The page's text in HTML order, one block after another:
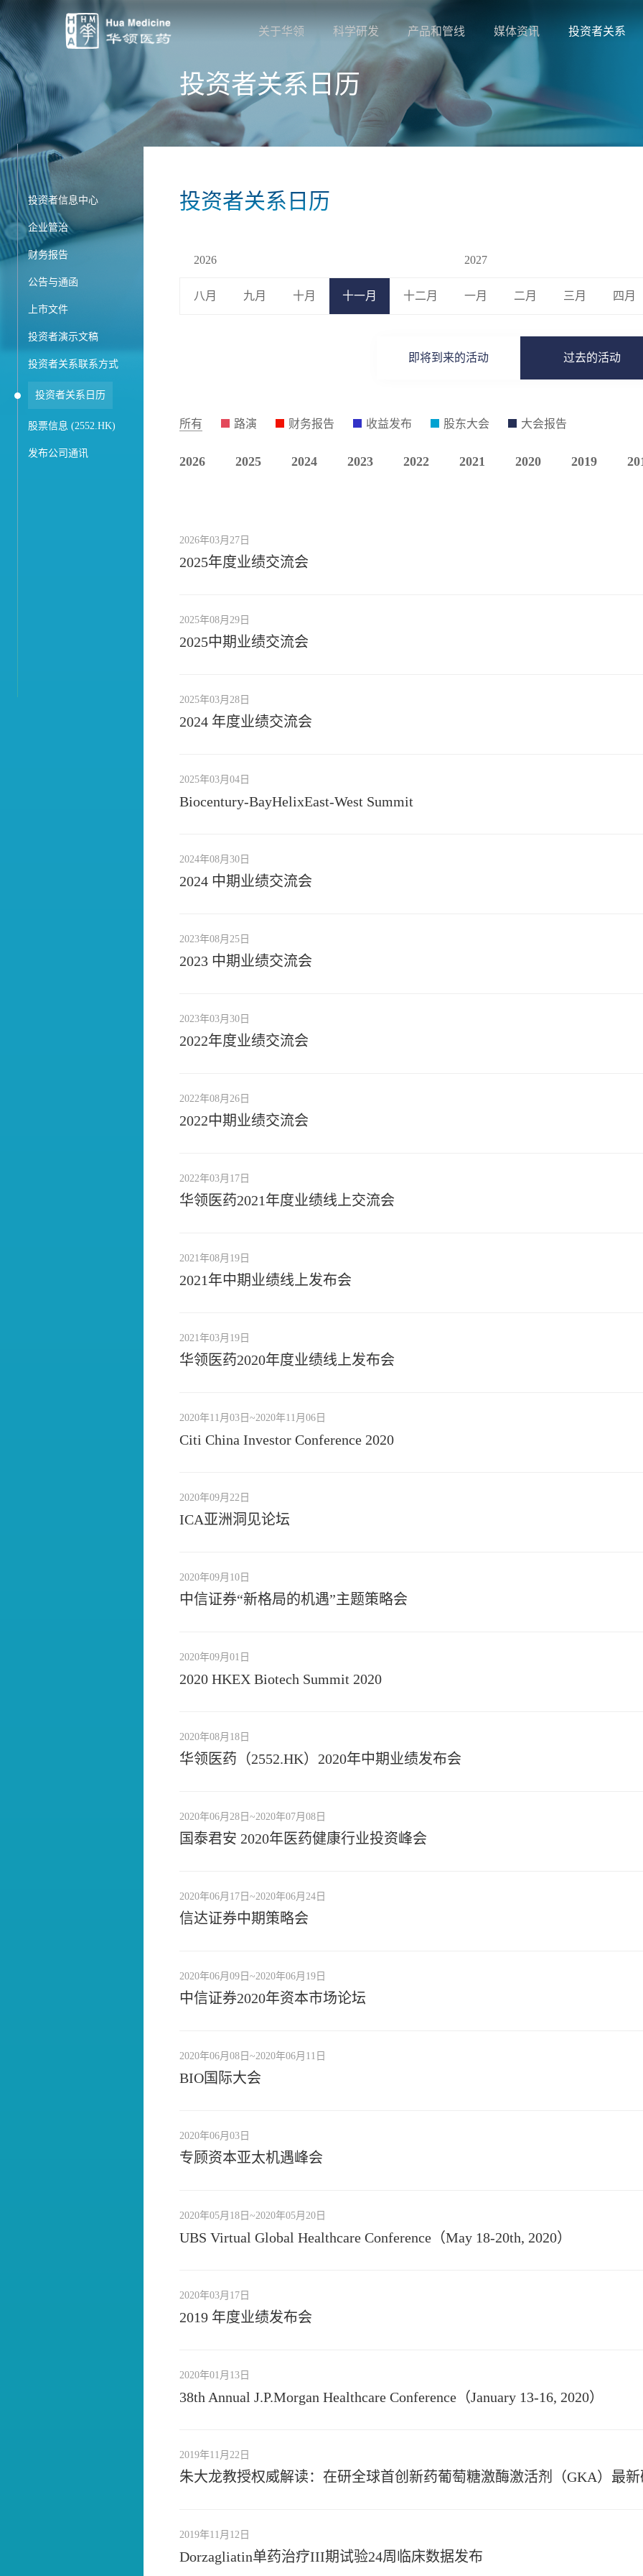
关于华领 科学研发 产品和管线 媒体资讯 投资者关系
投资者关系日历
投资者信息中心
企业管治
财务报告
公告与通函
上市文件
投资者演示文稿
投资者关系联系方式
投资者关系日历
股票信息 (2552.HK)
发布公司通讯
投资者关系日历
2026
八月 九月 十月 十一月 十二月
2027
一月 二月 三月 四月
即将到来的活动 过去的活动
所有 路演 财务报告 收益发布 股东大会 大会报告
2026 2025 2024 2023 2022 2021 2020 2019
2026年03月27日
2025年度业绩交流会
2025年08月29日
2025中期业绩交流会
2025年03月28日
2024 年度业绩交流会
2025年03月04日
Biocentury-BayHelixEast-West Summit
2024年08月30日
2024 中期业绩交流会
2023年08月25日
2023 中期业绩交流会
2023年03月30日
2022年度业绩交流会
2022年08月26日
2022中期业绩交流会
2022年03月17日
华领医药2021年度业绩线上交流会
2021年08月19日
2021年中期业绩线上发布会
2021年03月19日
华领医药2020年度业绩线上发布会
2020年11月03日~2020年11月06日
Citi China Investor Conference 2020
2020年09月22日
ICA亚洲洞见论坛
2020年09月10日
中信证券“新格局的机遇”主题策略会
2020年09月01日
2020 HKEX Biotech Summit 2020
2020年08月18日
华领医药（2552.HK）2020年中期业绩发布会
2020年06月28日~2020年07月08日
国泰君安 2020年医药健康行业投资峰会
2020年06月17日~2020年06月24日
信达证券中期策略会
2020年06月09日~2020年06月19日
中信证券2020年资本市场论坛
2020年06月08日~2020年06月11日
BIO国际大会
2020年06月03日
专顾资本亚太机遇峰会
2020年05月18日~2020年05月20日
UBS Virtual Global Healthcare Conference（May 18-20th, 2020）
2020年03月17日
2019 年度业绩发布会
2020年01月13日
38th Annual J.P.Morgan Healthcare Conference（January 13-16, 2020）
2019年11月22日
朱大龙教授权威解读：在研全球首创新药葡萄糖激酶激活剂（GKA）最
2019年11月12日
Dorzagliatin单药治疗III期试验24周临床数据发布